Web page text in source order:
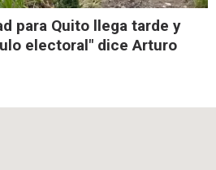
para Quito llega tarde y
electoral" dice Arturo